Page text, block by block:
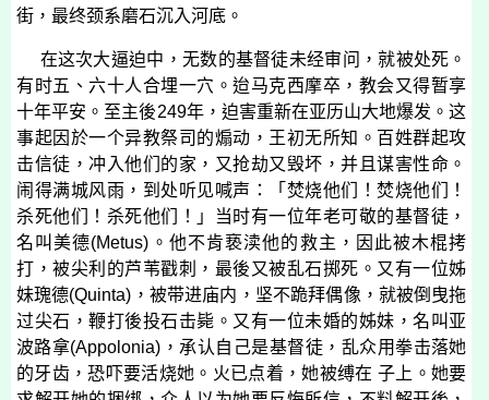
街，最终颈系磨石沉入河底。
在这次大逼迫中，无数的基督徒未经审问，就被处死。
有时五、六十人合埋一穴。迨马克西摩卒，教会又得暂享
十年平安。至主後249年，迫害重新在亚历山大地爆发。这
事起因於一个异教祭司的煽动，王初无所知。百姓群起攻
击信徒，冲入他们的家，又抢劫又毁坏，并且谋害性命。
闹得满城风雨，到处听见喊声：「焚烧他们！焚烧他们！
杀死他们！杀死他们！」当时有一位年老可敬的基督徒，
名叫美德(Metus) 。他不肯亵渎他的救主，因此被木棍拷
打，被尖利的芦苇戳刺，最後又被乱石掷死。又有一位姊
妹瑰德(Quinta) ，被带进庙内，坚不跪拜偶像，就被倒曳拖
过尖石，鞭打後投石击毙。又有一位未婚的姊妹，名叫亚
波路拿(Appolonia) ，承认自己是基督徒，乱众用拳击落她
的牙齿，恐吓要活烧她。火已点着，她被缚在 子上。她要